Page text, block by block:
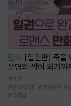
만화
[일권만] 죽을
운명의 짝이 되기까
1천
# 판타지/SF #인외존재 #
#다정남